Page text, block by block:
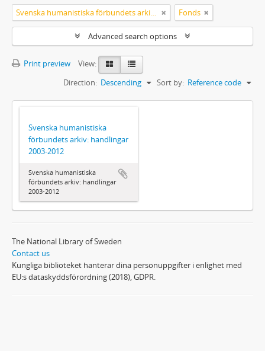
Svenska humanistiska förbundets arkiv: handlingar 2003-2012 Fonds
Advanced search options
Print preview
View:
Sort by: Reference code
Direction: Descending
Svenska humanistiska
förbundets arkiv: handlingar
2003-2012
Svenska humanistiska
förbundets arkiv: handlingar
2003-2012
The National Library of Sweden
Contact us
Kungliga biblioteket hanterar dina personuppgifter i enlighet med
EU:s dataskyddsförordning (2018), GDPR.